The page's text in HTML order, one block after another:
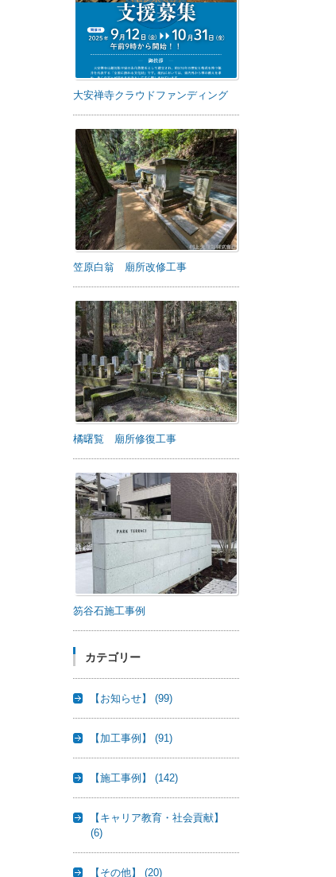
大安禅寺クラウドファンディング
笠原白翁 廟所改修工事
橘曙覧 廟所修復工事
笏谷石施工事例
カテゴリー
【お知らせ】 (99)
【加工事例】 (91)
【施工事例】 (142)
【キャリア教育・社会貢献】
(6)
【その他】 (20)